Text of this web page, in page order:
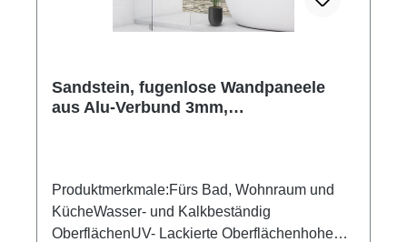
Sandstein, fugenlose Wandpaneele
aus Alu-Verbund 3mm,
Produktmerkmale:Fürs Bad, Wohnraum und
KücheWasser- und Kalkbeständig
OberflächenUV- Lackierte Oberflächenhohe